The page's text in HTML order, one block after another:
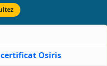
Osiris